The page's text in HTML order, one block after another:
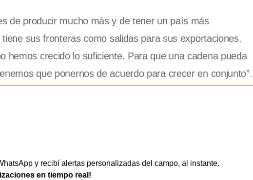
de producir mucho más y de tener un país más
sus fronteras como salidas para sus exportaciones.
hemos crecido lo suficiente. Para que una cadena pueda
que ponernos de acuerdo para crecer en conjunto”.
y recibí alertas personalizadas del campo, al instante.
en tiempo real!